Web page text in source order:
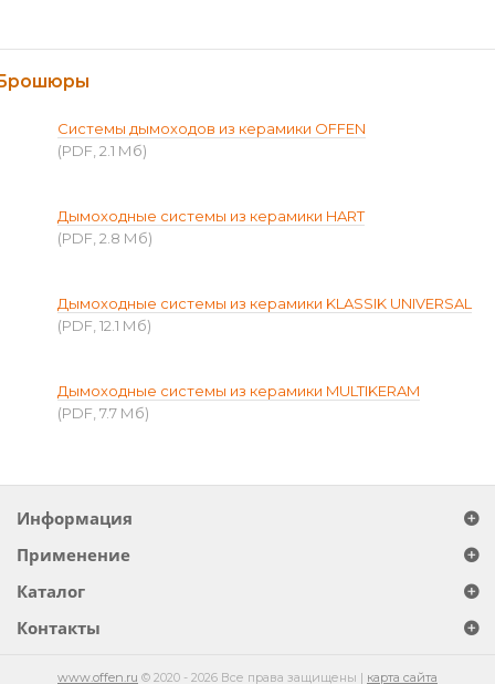
Системы дымоходов из керамики OFFEN
(PDF, 2.1 Мб)
Дымоходные системы из керамики HART
(PDF, 2.8 Мб)
Дымоходные системы из керамики KLASSIK UNIVERSAL
(PDF, 12.1 Мб)
Дымоходные системы из керамики MULTIKERAM
(PDF, 7.7 Мб)
Информация
Применение
Каталог
Контакты
www.offen.ru © 2020 - 2026 Все права защищены | карта сайта